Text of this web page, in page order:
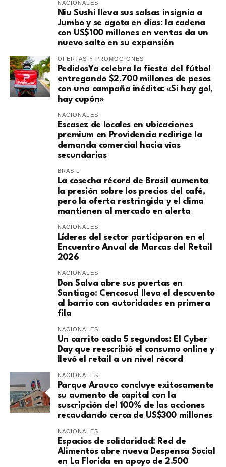
NACIONALES
Niu Sushi lleva sus salsas insignia a
Jumbo y se agota en días: la cadena
con US$100 millones en ventas da un
nuevo salto en su expansión
OFERTAS Y PROMOCIONES
PedidosYa celebra la fiesta del fútbol
entregando $2.700 millones de pesos
con una campaña inédita: «Si hay gol,
hay cupón»
NACIONALES
Escasez de locales en ubicaciones
premium en Providencia redirige la
demanda comercial hacia vías
secundarias
BRASIL
La cosecha récord de Brasil aumenta
la presión sobre los precios del café,
pero la oferta restringida y el clima
mantienen al mercado en alerta
NACIONALES
Líderes del sector participaron en el
Encuentro Anual de Marcas del Retail
2026
NACIONALES
Don Salva abre sus puertas en
Santiago: Cencosud lleva el descuento
al barrio con autoridades en primera
fila
NACIONALES
Un carrito cada 5 segundos: El Cyber
Day que reescribió el consumo online y
llevó el retail a un nivel récord
NACIONALES
Parque Arauco concluye exitosamente
su aumento de capital con la
suscripción del 100% de las acciones
recaudando cerca de US$300 millones
NACIONALES
Espacios de solidaridad: Red de
Alimentos abre nueva Despensa Social
en La Florida en apoyo de 2.500